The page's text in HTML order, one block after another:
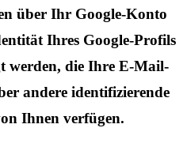
über Ihr Google-Konto
Ihres Google-Profils
werden, die Ihre E-Mail-
andere identifizierende
Ihnen verfügen.